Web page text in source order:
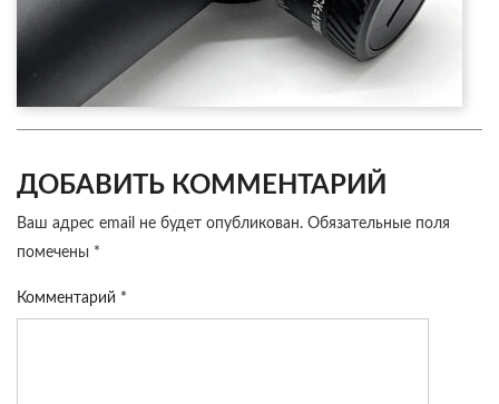
ДОБАВИТЬ КОММЕНТАРИЙ
Ваш адрес email не будет опубликован. Обязательные поля
помечены *
Комментарий *